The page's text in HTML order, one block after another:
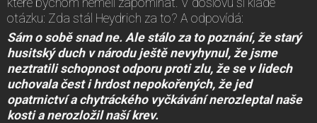
otázku: Zda stál Heydrich za to? A odpovídá:
Sám o sobě snad ne. Ale stálo za to poznání, že starý
husitský duch v národu ještě nevyhynul, že jsme
neztratili schopnost odporu proti zlu, že se v lidech
uchovala čest i hrdost nepokořených, že jed
opatrnictví a chytráckého vyčkávání nerozleptal naše
kosti a nerozložil naší krev.